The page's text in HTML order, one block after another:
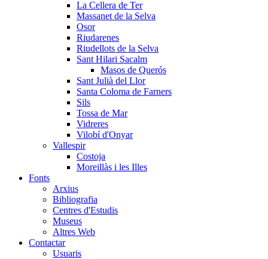
La Cellera de Ter
Massanet de la Selva
Osor
Riudarenes
Riudellots de la Selva
Sant Hilari Sacalm
Masos de Querós
Sant Julià del Llor
Santa Coloma de Farners
Sils
Tossa de Mar
Vidreres
Vilobí d'Onyar
Vallespir
Costoja
Moreillàs i les Illes
Fonts
Arxius
Bibliografia
Centres d'Estudis
Museus
Altres Web
Contactar
Usuaris